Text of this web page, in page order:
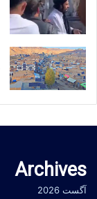
Archives
آگست 2026